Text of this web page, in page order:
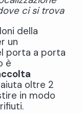
ci si trova
della
un
porta a porta
è
oltre 2
in modo